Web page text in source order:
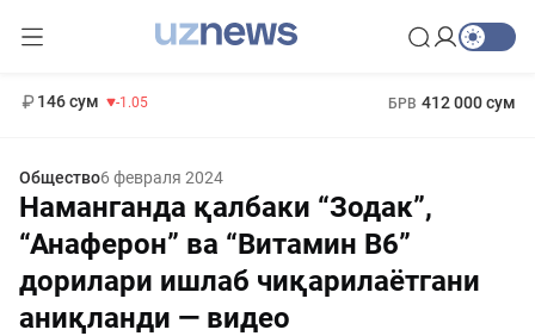
146 сум -1.05 БРВ 412 000 сум
Общество6 февраля 2024
Наманганда қалбаки “Зодак”,
“Анаферон” ва “Витамин В6”
дорилари ишлаб чиқарилаётгани
аниқланди — видео